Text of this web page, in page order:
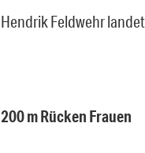
Hendrik Feldwehr
200 m Rücken Frauen